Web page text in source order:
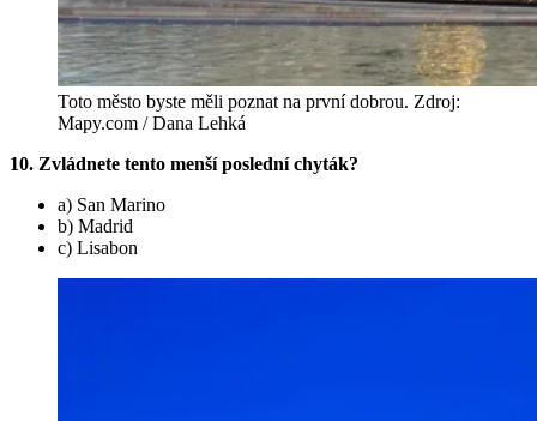
Toto město byste měli poznat na první dobrou. Zdroj:
Mapy.com / Dana Lehká
10. Zvládnete tento menší poslední chyták?
a) San Marino
b) Madrid
c) Lisabon